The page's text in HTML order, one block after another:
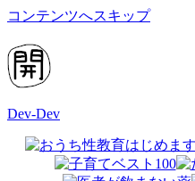
コンテンツへスキップ
Dev-Dev